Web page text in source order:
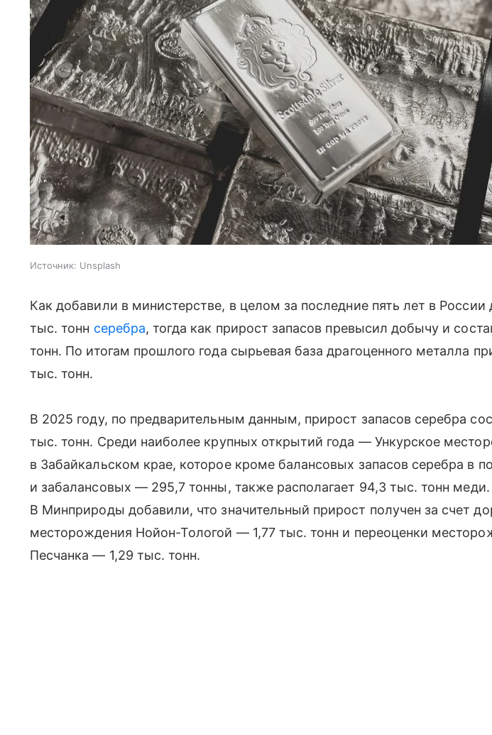
Источник: Unsplash
Как добавили в министерстве, в целом за последние пять лет в России
тыс. тонн серебра, тогда как прирост запасов превысил добычу и
тонн. По итогам прошлого года сырьевая база драгоценного металла
тыс. тонн.
В 2025 году, по предварительным данным, прирост запасов серебра
тыс. тонн. Среди наиболее крупных открытий года — Ункурское
в Забайкальском крае, которое кроме балансовых запасов серебра в
и забалансовых — 295,7 тонны, также располагает 94,3 тыс. тонн меди.
В Минприроды добавили, что значительный прирост получен за счет
месторождения Нойон-Тологой — 1,77 тыс. тонн и переоценки
Песчанка — 1,29 тыс. тонн.